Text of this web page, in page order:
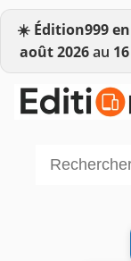
☀️ Édition999
août 2026au